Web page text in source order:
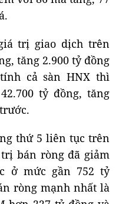
trị giao dịch trên
tăng 2.900 tỷ đồng
cả sàn HNX thì
tỷ đồng, tăng
thứ 5 liên tục trên
bán ròng đã giảm
ở mức gần 752 tỷ
ròng mạnh nhất là